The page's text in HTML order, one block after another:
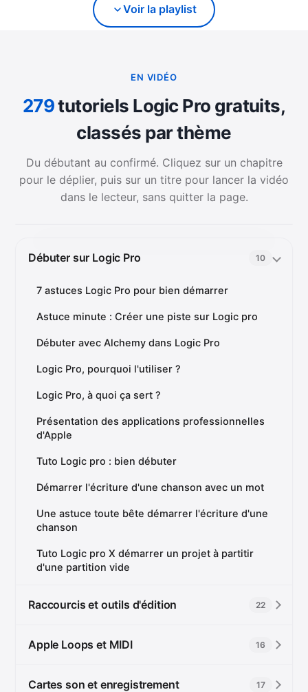
Voir la playlist
EN VIDÉO
279tutoriels Logic Pro gratuits,
classés par thème
Du débutant au confirmé. Cliquez sur un chapitre
pour le déplier, puis sur un titre pour lancer la vidéo
dans le lecteur, sans quitter la page.
Débuter sur Logic Pro 10
7 astuces Logic Pro pour bien démarrer
Astuce minute : Créer une piste sur Logic pro
Débuter avec Alchemy dans Logic Pro
Logic Pro, pourquoi l'utiliser ?
Logic Pro, à quoi ça sert ?
Présentation des applications professionnelles
d'Apple
Tuto Logic pro : bien débuter
Démarrer l'écriture d'une chanson avec un mot
Une astuce toute bête démarrer l'écriture d'une
chanson
Tuto Logic pro X démarrer un projet à partitir
d'une partition vide
Raccourcis et outils d'édition 22
Apple Loops et MIDI 16
Cartes son et enregistrement 17